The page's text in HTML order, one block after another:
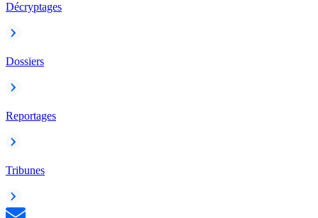
Décryptages
Dossiers
Reportages
Tribunes